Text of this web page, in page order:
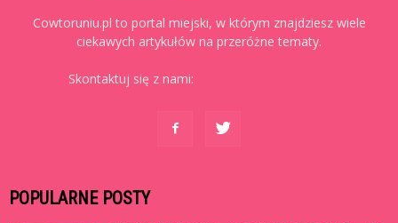
Cowtoruniu.pl to portal miejski, w którym znajdziesz wiele
ciekawych artykułów na przeróżne tematy.
Skontaktuj się z nami:
POPULARNE POSTY